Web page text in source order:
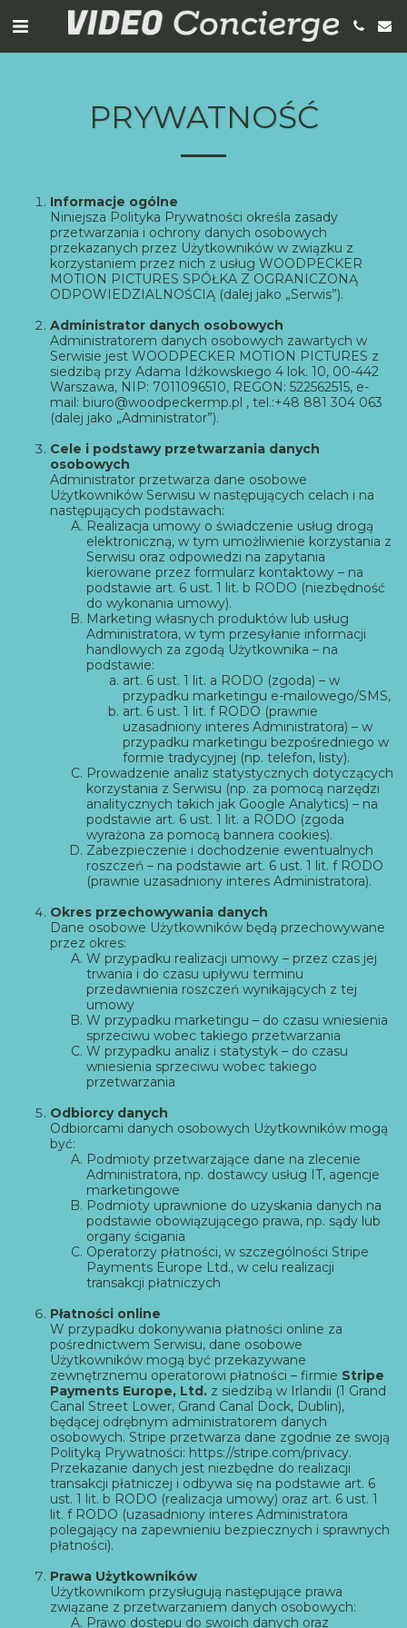
PRYWATNOŚĆ
Informacje ogólne
Niniejsza Polityka Prywatności określa zasady
przetwarzania i ochrony danych osobowych
przekazanych przez Użytkowników w związku z
korzystaniem przez nich z usług WOODPECKER
MOTION PICTURES SPÓŁKA Z OGRANICZONĄ
ODPOWIEDZIALNOŚCIĄ (dalej jako „Serwis”).
Administrator danych osobowych
Administratorem danych osobowych zawartych w
Serwisie jest WOODPECKER MOTION PICTURES z
siedzibą przy Adama Idźkowskiego 4 lok. 10, 00-442
Warszawa, NIP: 7011096510, REGON: 522562515, e-
mail: biuro@woodpeckermp.pl , tel.:+48 881 304 063
(dalej jako „Administrator”).
Cele i podstawy przetwarzania danych
osobowych
Administrator przetwarza dane osobowe
Użytkowników Serwisu w następujących celach i na
następujących podstawach:
Realizacja umowy o świadczenie usług drogą
elektroniczną, w tym umożliwienie korzystania z
Serwisu oraz odpowiedzi na zapytania
kierowane przez formularz kontaktowy – na
podstawie art. 6 ust. 1 lit. b RODO (niezbędność
do wykonania umowy).
Marketing własnych produktów lub usług
Administratora, w tym przesyłanie informacji
handlowych za zgodą Użytkownika – na
podstawie:
art. 6 ust. 1 lit. a RODO (zgoda) – w
przypadku marketingu e-mailowego/SMS,
art. 6 ust. 1 lit. f RODO (prawnie
uzasadniony interes Administratora) – w
przypadku marketingu bezpośredniego w
formie tradycyjnej (np. telefon, listy).
Prowadzenie analiz statystycznych dotyczących
korzystania z Serwisu (np. za pomocą narzędzi
analitycznych takich jak Google Analytics) – na
podstawie art. 6 ust. 1 lit. a RODO (zgoda
wyrażona za pomocą bannera cookies).
Zabezpieczenie i dochodzenie ewentualnych
roszczeń – na podstawie art. 6 ust. 1 lit. f RODO
(prawnie uzasadniony interes Administratora).
Okres przechowywania danych
Dane osobowe Użytkowników będą przechowywane
przez okres:
W przypadku realizacji umowy – przez czas jej
trwania i do czasu upływu terminu
przedawnienia roszczeń wynikających z tej
umowy
W przypadku marketingu – do czasu wniesienia
sprzeciwu wobec takiego przetwarzania
W przypadku analiz i statystyk – do czasu
wniesienia sprzeciwu wobec takiego
przetwarzania
Odbiorcy danych
Odbiorcami danych osobowych Użytkowników mogą
być:
Podmioty przetwarzające dane na zlecenie
Administratora, np. dostawcy usług IT, agencje
marketingowe
Podmioty uprawnione do uzyskania danych na
podstawie obowiązującego prawa, np. sądy lub
organy ścigania
Operatorzy płatności, w szczególności Stripe
Payments Europe Ltd., w celu realizacji
transakcji płatniczych
Płatności online
W przypadku dokonywania płatności online za
pośrednictwem Serwisu, dane osobowe
Użytkowników mogą być przekazywane
zewnętrznemu operatorowi płatności – firmie Stripe
Payments Europe, Ltd. z siedzibą w Irlandii (1 Grand
Canal Street Lower, Grand Canal Dock, Dublin),
będącej odrębnym administratorem danych
osobowych. Stripe przetwarza dane zgodnie ze swoją
Polityką Prywatności: https://stripe.com/privacy.
Przekazanie danych jest niezbędne do realizacji
transakcji płatniczej i odbywa się na podstawie art. 6
ust. 1 lit. b RODO (realizacja umowy) oraz art. 6 ust. 1
lit. f RODO (uzasadniony interes Administratora
polegający na zapewnieniu bezpiecznych i sprawnych
płatności).
Prawa Użytkowników
Użytkownikom przysługują następujące prawa
związane z przetwarzaniem danych osobowych:
Prawo dostępu do swoich danych oraz